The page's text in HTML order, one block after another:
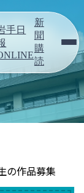
手日
新
聞
購
読
の作品募集